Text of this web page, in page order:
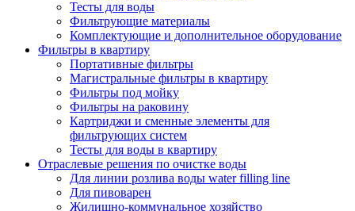
Тесты для воды
Фильтрующие материалы
Комплектующие и дополнительное оборудование
Фильтры в квартиру
Портативные фильтры
Магистральные фильтры в квартиру
Фильтры под мойку
Фильтры на раковину
Картриджи и сменные элементы для
фильтрующих систем
Тесты для воды в квартиру
Отраслевые решения по очистке воды
Для линии розлива воды water filling line
Для пивоварен
Жилищно-коммунальное хозяйство